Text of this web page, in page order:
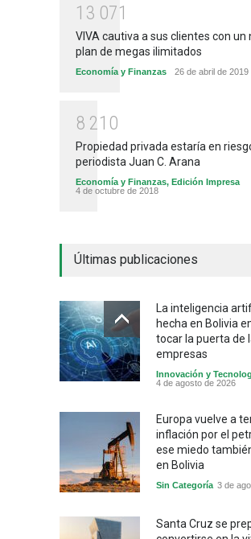
1 3 071
VIVA cautiva a sus clientes con un
plan de megas ilimitados
Economía y Finanzas 26 de abril de 2019
8 21 0
Propiedad privada estaría en
periodista Juan C. Arana
Economía y Finanzas, Edición Impresa
4 de octubre de 2018
Últimas publicaciones
La inteligencia
hecha en Bolivia
tocar la puerta de
empresas
Innovación y
4 de agosto de 2026
Europa vuelve a
inflación por el
ese miedo
en Bolivia
Sin Categoría 3 de
Santa Cruz se